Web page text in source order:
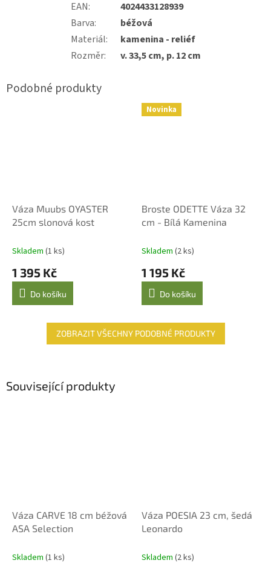
EAN:
4024433128939
Barva:
béžová
Materiál:
kamenina - reliéf
Rozměr: v. 33,5 cm, p. 12 cm
Váza Muubs OYASTER
25cm slonová kost
Skladem (1 ks)
1 395 Kč
Do košíku
Novinka
Broste ODETTE Váza 32
cm - Bílá Kamenina
Skladem (2 ks)
1 195 Kč
Do košíku
ZOBRAZIT VŠECHNY PODOBNÉ PRODUKTY
Související produkty
Váza CARVE 18 cm béžová
ASA Selection
Skladem (1 ks)
Váza POESIA 23 cm, šedá
Leonardo
Skladem (2 ks)